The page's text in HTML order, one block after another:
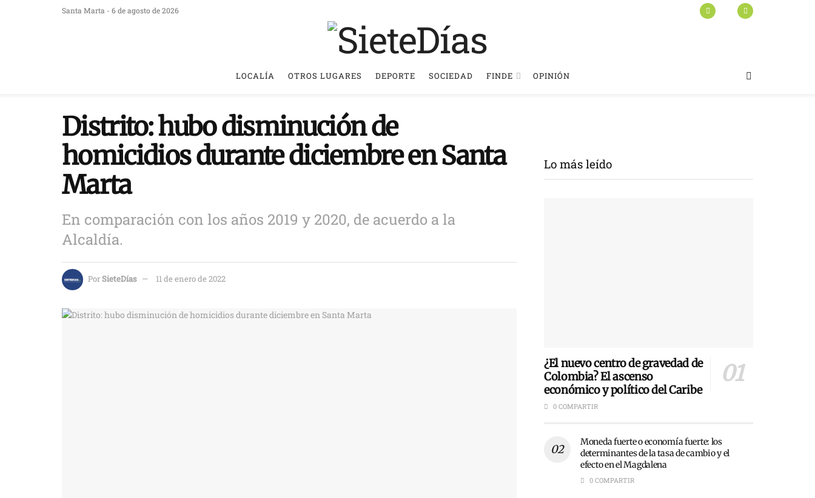
Santa Marta - 6 de agosto de 2026
LOCALÍA OTROS LUGARES DEPORTE SOCIEDAD FINDE OPINIÓN
Distrito: hubo disminución de
homicidios durante diciembre en Santa
Marta
En comparación con los años 2019 y 2020, de acuerdo a la
Alcaldía.
PorSieteDías 11 de enero de 2022
Lo más leído
¿El nuevo centro de gravedad de
Colombia? El ascenso
económico y político del Caribe
0 COMPARTIR
Moneda fuerte o economía fuerte: los
determinantes de la tasa de cambio y el
efecto en el Magdalena
0 COMPARTIR